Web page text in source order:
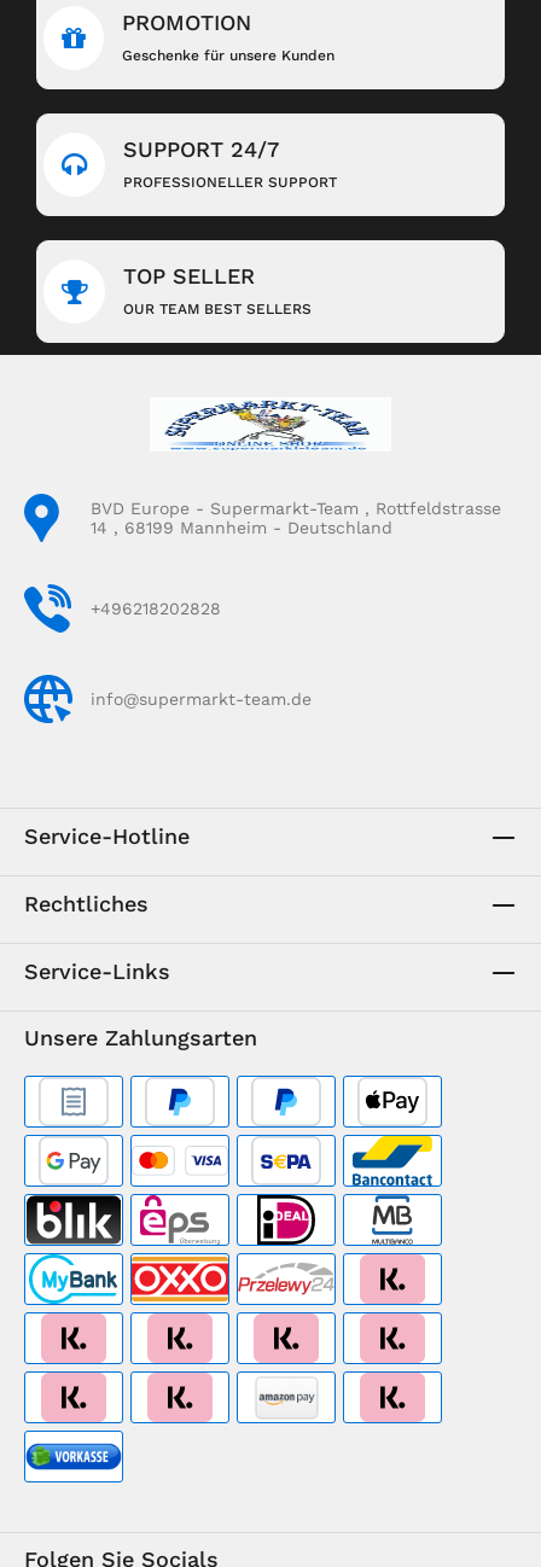
PROMOTION
Geschenke für unsere Kunden
SUPPORT 24/7
PROFESSIONELLER SUPPORT
TOP SELLER
OUR TEAM BEST SELLERS
BVD Europe - Supermarkt-Team , Rottfeldstrasse
14 , 68199 Mannheim - Deutschland
+496218202828
info@supermarkt-team.de
Service-Hotline
Rechtliches
Service-Links
Unsere Zahlungsarten
Folgen Sie Socials